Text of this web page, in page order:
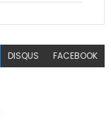
DISQUS FACEBOOK